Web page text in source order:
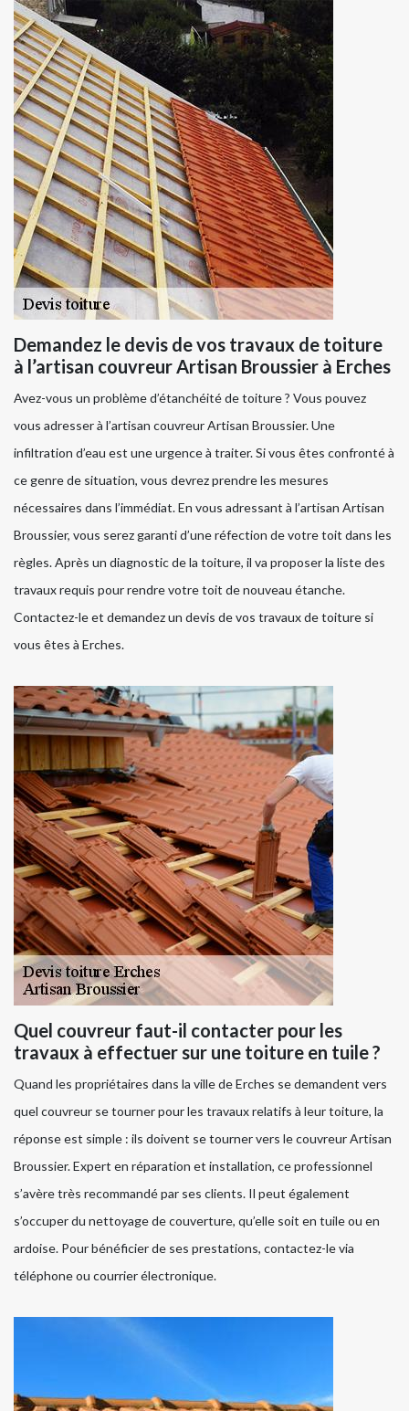
Demandez le devis de vos travaux de toiture
à l’artisan couvreur Artisan Broussier à Erches
Avez-vous un problème d’étanchéité de toiture ? Vous pouvez
vous adresser à l’artisan couvreur Artisan Broussier. Une
infiltration d’eau est une urgence à traiter. Si vous êtes confronté à
ce genre de situation, vous devrez prendre les mesures
nécessaires dans l’immédiat. En vous adressant à l’artisan Artisan
Broussier, vous serez garanti d’une réfection de votre toit dans les
règles. Après un diagnostic de la toiture, il va proposer la liste des
travaux requis pour rendre votre toit de nouveau étanche.
Contactez-le et demandez un devis de vos travaux de toiture si
vous êtes à Erches.
Quel couvreur faut-il contacter pour les
travaux à effectuer sur une toiture en tuile ?
Quand les propriétaires dans la ville de Erches se demandent vers
quel couvreur se tourner pour les travaux relatifs à leur toiture, la
réponse est simple : ils doivent se tourner vers le couvreur Artisan
Broussier. Expert en réparation et installation, ce professionnel
s’avère très recommandé par ses clients. Il peut également
s’occuper du nettoyage de couverture, qu’elle soit en tuile ou en
ardoise. Pour bénéficier de ses prestations, contactez-le via
téléphone ou courrier électronique.